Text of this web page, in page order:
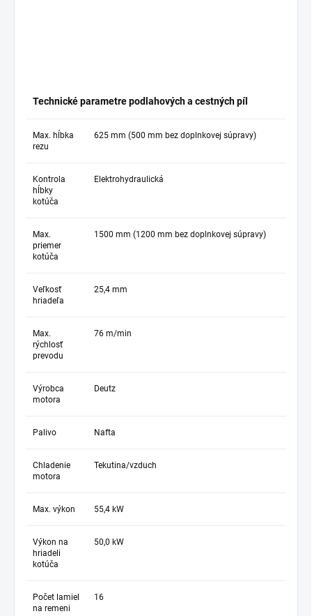
Technické parametre podlahových a cestných píl
Max. hĺbka
rezu
625 mm (500 mm bez doplnkovej súpravy)
Kontrola
hĺbky
kotúča
Elektrohydraulická
Max.
priemer
kotúča
1500 mm (1200 mm bez doplnkovej súpravy)
Veľkosť
hriadeľa
25,4 mm
Max.
rýchlosť
prevodu
76 m/min
Výrobca
motora
Deutz
Palivo Nafta
Chladenie
motora
Tekutina/vzduch
Max. výkon 55,4 kW
Výkon na
hriadeli
kotúča
50,0 kW
Počet lamiel
na remeni
16